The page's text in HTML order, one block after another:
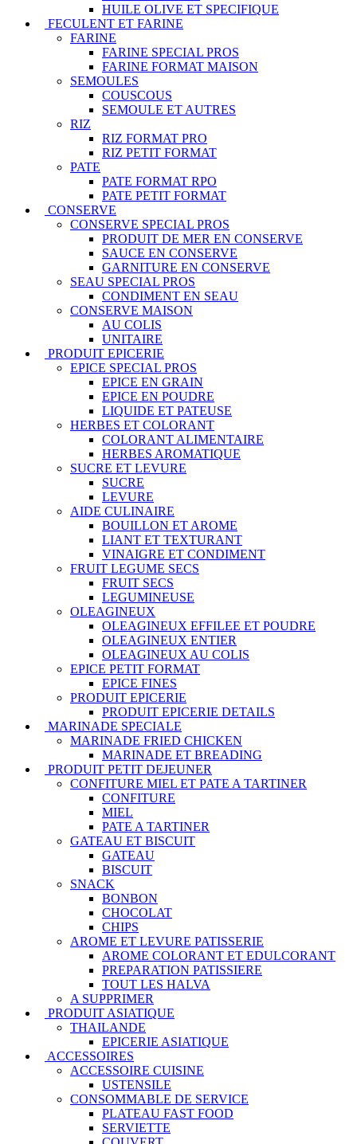
HUILE OLIVE ET SPECIFIQUE
FECULENT ET FARINE
FARINE
FARINE SPECIAL PROS
FARINE FORMAT MAISON
SEMOULES
COUSCOUS
SEMOULE ET AUTRES
RIZ
RIZ FORMAT PRO
RIZ PETIT FORMAT
PATE
PATE FORMAT RPO
PATE PETIT FORMAT
CONSERVE
CONSERVE SPECIAL PROS
PRODUIT DE MER EN CONSERVE
SAUCE EN CONSERVE
GARNITURE EN CONSERVE
SEAU SPECIAL PROS
CONDIMENT EN SEAU
CONSERVE MAISON
AU COLIS
UNITAIRE
PRODUIT EPICERIE
EPICE SPECIAL PROS
EPICE EN GRAIN
EPICE EN POUDRE
LIQUIDE ET PATEUSE
HERBES ET COLORANT
COLORANT ALIMENTAIRE
HERBES AROMATIQUE
SUCRE ET LEVURE
SUCRE
LEVURE
AIDE CULINAIRE
BOUILLON ET AROME
LIANT ET TEXTURANT
VINAIGRE ET CONDIMENT
FRUIT LEGUME SECS
FRUIT SECS
LEGUMINEUSE
OLEAGINEUX
OLEAGINEUX EFFILEE ET POUDRE
OLEAGINEUX ENTIER
OLEAGINEUX AU COLIS
EPICE PETIT FORMAT
EPICE FINES
PRODUIT EPICERIE
PRODUIT EPICERIE DETAILS
MARINADE SPECIALE
MARINADE FRIED CHICKEN
MARINADE ET BREADING
PRODUIT PETIT DEJEUNER
CONFITURE MIEL ET PATE A TARTINER
CONFITURE
MIEL
PATE A TARTINER
GATEAU ET BISCUIT
GATEAU
BISCUIT
SNACK
BONBON
CHOCOLAT
CHIPS
AROME ET LEVURE PATISSERIE
AROME COLORANT ET EDULCORANT
PREPARATION PATISSIERE
TOUT LES HALVA
A SUPPRIMER
PRODUIT ASIATIQUE
THAILANDE
EPICERIE ASIATIQUE
ACCESSOIRES
ACCESSOIRE CUISINE
USTENSILE
CONSOMMABLE DE SERVICE
PLATEAU FAST FOOD
SERVIETTE